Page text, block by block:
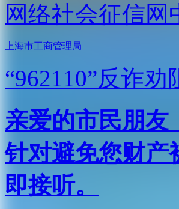
网络社会征信网
上海市工商管理局
“962110”反诈劝
亲爱的市民朋友
针对避免您财产
即接听。